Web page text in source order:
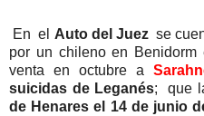
En el Auto del Juez se
por un chileno en
venta en octubre a
suicidas de Leganés; que
de Henares el 14 de junio